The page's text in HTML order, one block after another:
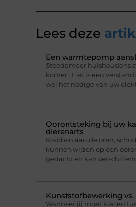
Lees deze
Een warmtepomp
Steeds meer huishoudens
komen. Het is een
wel het nodige van uw
Oorontsteking bij uw
dierenarts
Krabben aan de oren,
kunnen wijzen op een
gedacht en kan
Kunststofbewerking vs.
Wanneer jij moet kiezen